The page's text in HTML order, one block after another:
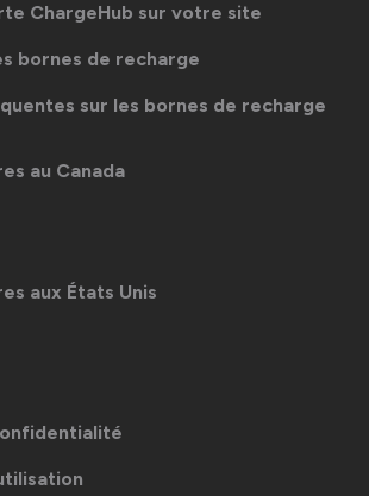
ChargeHub sur votre site
bornes de recharge
sur les bornes de recharge
au Canada
aux États Unis